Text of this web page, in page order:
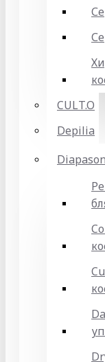
CULT.O
Depilia